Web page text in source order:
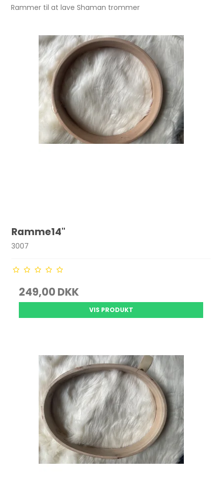
Rammer til at lave Shaman trommer
Ramme14"
3007
249,00 DKK
VIS PRODUKT